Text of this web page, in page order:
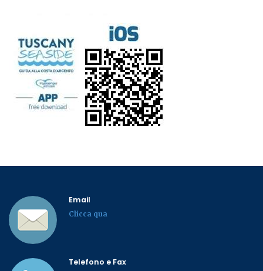
Email
Clicca qua
Telefono e Fax